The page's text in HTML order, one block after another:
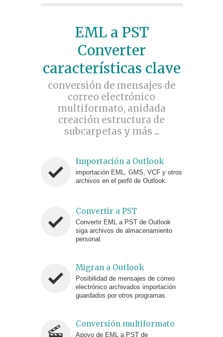
EML a PST
Converter
características clave
conversión de mensajes de
correo electrónico
multiformato, anidada
creación estructura de
subcarpetas y más ...
Importación a Outlook
importación EML, GMS, VCF y otros
archivos en el perfil de Outlook.
Convertir a PST
Convertir EML a PST de Outlook
siga archivos de almacenamiento
personal.
Migran a Outlook
Posibilidad de mensajes de correo
electrónico archivados importación
guardados por otros programas.
Conversión multiformato
Apoyo de EML a PST de